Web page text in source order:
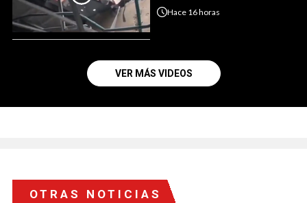
Hace 16 horas
VER MÁS VIDEOS
OTRAS NOTICIAS